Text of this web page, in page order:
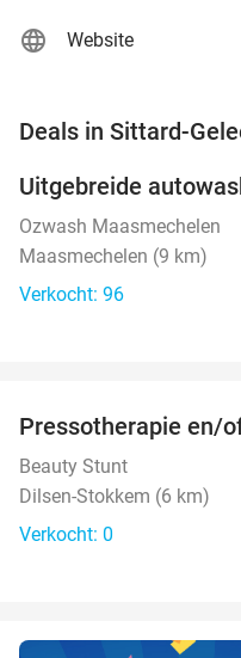
Website
Deals in Sittard-
NEW
TODAY
Uitgebreide
Ozwash Maasmechelen
Maasmechelen (9 km)
Verkocht: 96
TODAY
Pressotherapie en/
Beauty Stunt
Dilsen-Stokkem (6 km)
Verkocht: 0